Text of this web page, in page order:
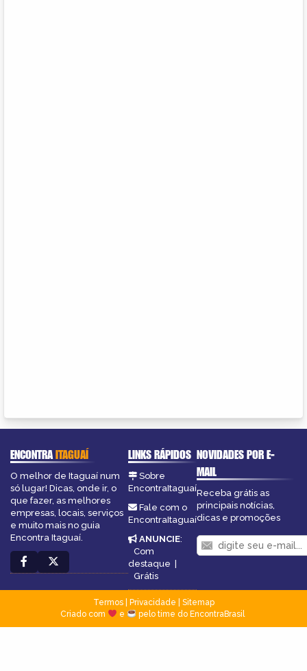
ENCONTRAITAGUAÍ
O melhor de Itaguaí num
só lugar! Dicas, onde ir, o
que fazer, as melhores
empresas, locais, serviços
e muito mais no guia
Encontra Itaguaí.
LINKS RÁPIDOS
Sobre
EncontraItaguaí
Fale com o
EncontraItaguaí
ANUNCIE:
Com
destaque
Grátis
NOVIDADES POR E-
MAIL
Receba grátis as
principais notícias,
dicas e promoções
Termos| Privacidade
Sitemap
Criado com
e pelo time do EncontraBrasil